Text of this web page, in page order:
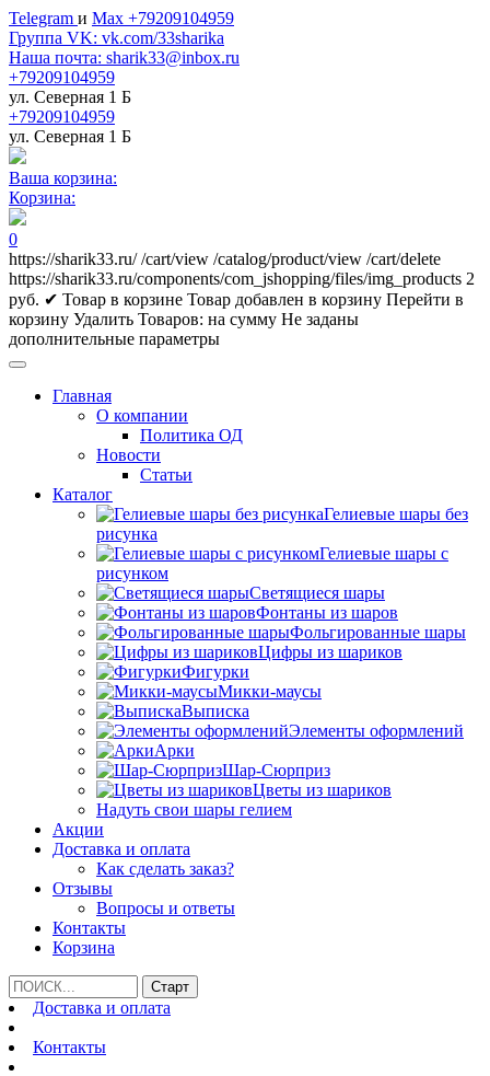
Telegram и Max +79209104959
Группа VK: vk.com/33sharika
Наша почта: sharik33@inbox.ru
+79209104959
ул. Северная 1 Б
+79209104959
ул. Северная 1 Б
Ваша корзина:
Корзина:
0
https://sharik33.ru/ /cart/view /catalog/product/view /cart/delete
https://sharik33.ru/components/com_jshopping/files/img_products 2
руб. ✔ Товар в корзине Товар добавлен в корзину Перейти в
корзину Удалить Товаров: на сумму Не заданы
дополнительные параметры
Главная
О компании
Политика ОД
Новости
Статьи
Каталог
Гелиевые шары без
рисунка
Гелиевые шары с
рисунком
Светящиеся шары
Фонтаны из шаров
Фольгированные шары
Цифры из шариков
Фигурки
Микки-маусы
Выписка
Элементы оформлений
Арки
Шар-Сюрприз
Цветы из шариков
Надуть свои шары гелием
Акции
Доставка и оплата
Как сделать заказ?
Отзывы
Вопросы и ответы
Контакты
Корзина
Доставка и оплата
Контакты